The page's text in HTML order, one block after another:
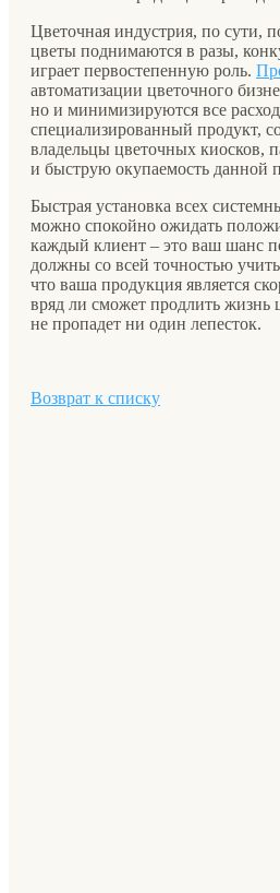
Цветочная индустрия, по сути,
цветы поднимаются в разы,
играет первостепенную роль.
автоматизации цветочного
но и минимизируются все
специализированный продукт,
владельцы цветочных киосков,
и быструю окупаемость данной
Быстрая установка всех
можно спокойно ожидать
каждый клиент – это ваш шанс
должны со всей точностью
что ваша продукция является
вряд ли сможет продлить жизнь
не пропадет ни один лепесток.
Возврат к списку